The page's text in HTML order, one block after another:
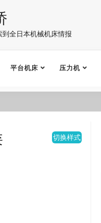
到全日本机械机床情报
平台机床 压力机
切换样式